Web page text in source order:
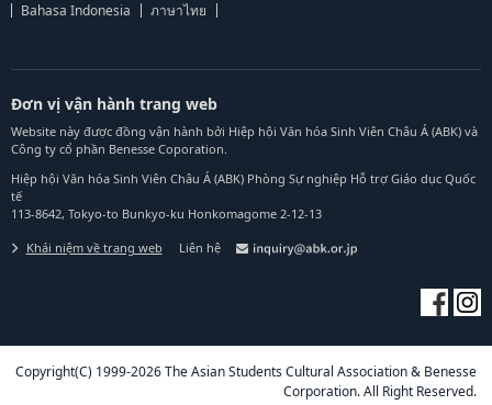
Bahasa Indonesia
ภาษาไทย
Đơn vị vận hành trang web
Website này được đồng vận hành bởi Hiệp hội Văn hóa Sinh Viên Châu Á (ABK) và
Công ty cổ phần Benesse Coporation.
Hiệp hội Văn hóa Sinh Viên Châu Á (ABK) Phòng Sự nghiệp Hỗ trợ Giáo dục Quốc
tế
113-8642, Tokyo-to Bunkyo-ku Honkomagome 2-12-13
Khái niệm về trang web Liên hệ
Copyright(C) 1999-2026 The Asian Students Cultural Association & Benesse
Corporation. All Right Reserved.